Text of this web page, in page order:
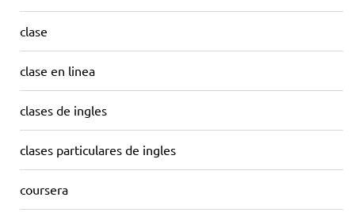
clase
clase en linea
clases de ingles
clases particulares de ingles
coursera